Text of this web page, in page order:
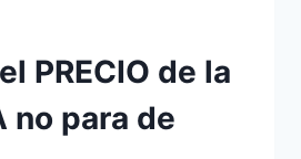
PRECIO de la
no para de